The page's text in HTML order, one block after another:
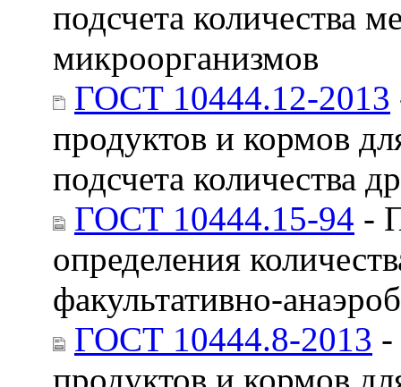
подсчета количества
микроорганизмов
ГОСТ 10444.12-2013
продуктов и кормов
подсчета количества
ГОСТ 10444.15-94 -
определения
факультативно-
ГОСТ 10444.8-2013 -
продуктов и кормов